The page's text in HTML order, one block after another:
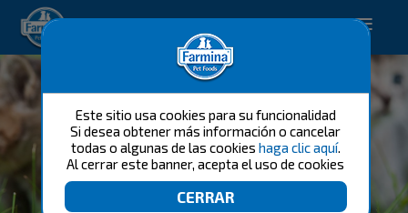
Este sitio usa cookies para su funcionalidad
Si desea obtener más información o cancelar
todas o algunas de las cookies haga clic aquí.
Al cerrar este banner, acepta el uso de cookies
Happy pet. Happy you.